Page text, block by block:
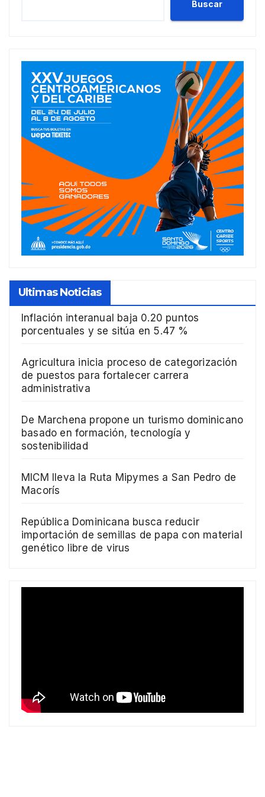
Buscar
Ultimas Noticias
Inflación interanual baja 0.20 puntos
porcentuales y se sitúa en 5.47 %
Agricultura inicia proceso de categorización
de puestos para fortalecer carrera
administrativa
De Marchena propone un turismo dominicano
basado en formación, tecnología y
sostenibilidad
MICM lleva la Ruta Mipymes a San Pedro de
Macorís
República Dominicana busca reducir
importación de semillas de papa con material
genético libre de virus